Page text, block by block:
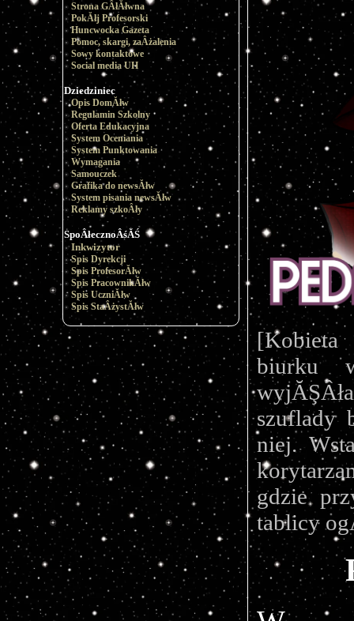
Strona GÂłĂłwna
PokĂłj Profesorski
Huncwocka Gazeta
Pomoc, skargi, zaÂżalenia
Sowy kontaktowe
Social media UH
Dziedziniec
Opis DomĂłw
Regulamin Szkolny
Oferta Edukacyjna
System Oceniania
System Punktowania
Wymagania
Samouczek
Grafika do newsĂłw
System pisania newsĂłw
Reklamy szkoÂły
SpoÂłecznoÂśĂŚ
Inkwizytor
Spis Dyrekcji
Spis ProfesorĂłw
Spis PracownikĂłw
Spis UczniĂłw
Spis StaÂżystĂłw
biurku
szuflady
niej.
gdzie
tablicy